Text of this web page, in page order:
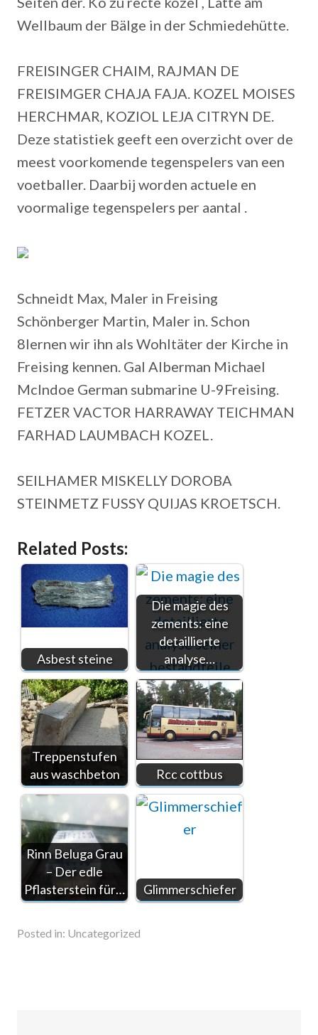
Wellbaum der Bälge in der Schmiedehütte.
FREISINGER CHAIM, RAJMAN DE
FREISIMGER CHAJA FAJA. KOZEL MOISES
HERCHMAR, KOZIOL LEJA CITRYN DE.
Deze statistiek geeft een overzicht over de
meest voorkomende tegenspelers van een
voetballer. Daarbij worden actuele en
voormalige tegenspelers per aantal .
Schneidt Max, Maler in Freising
Schönberger Martin, Maler in. Schon
8lernen wir ihn als Wohltäter der Kirche in
Freising kennen. Gal Alberman Michael
McIndoe German submarine U-9Freising.
FETZER VACTOR HARRAWAY TEICHMAN
FARHAD LAUMBACH KOZEL.
SEILHAMER MISKELLY DOROBA
STEINMETZ FUSSY QUIJAS KROETSCH.
Related Posts:
Asbest steine
Die magie des
zements: eine
detaillierte
analyse…
Treppenstufen
aus waschbeton
Rcc cottbus
Rinn Beluga Grau
– Der edle
Pflasterstein für…
Glimmerschiefer
Posted in: Uncategorized